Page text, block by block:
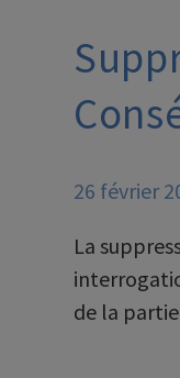
26 février
La
de la